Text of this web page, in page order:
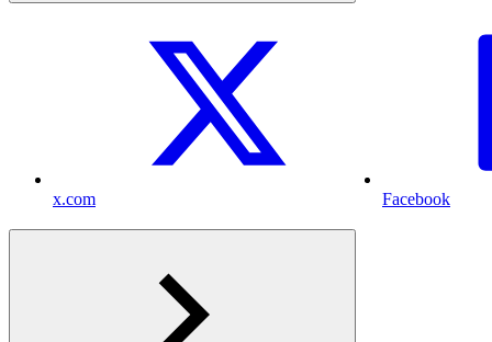
x.com Facebook